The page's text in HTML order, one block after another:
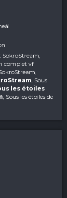
SokroStream,
complet vf
, Sous
les étoiles
, Sous les étoiles de